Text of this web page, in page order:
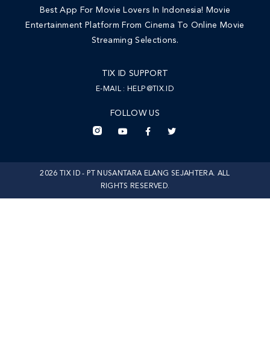
Best App For Movie Lovers In Indonesia! Movie
Entertainment Platform From Cinema To Online Movie
Streaming Selections.
TIX ID SUPPORT
E-MAIL : HELP@TIX.ID
FOLLOW US
2026 TIX ID - PT NUSANTARA ELANG SEJAHTERA. ALL
RIGHTS RESERVED.